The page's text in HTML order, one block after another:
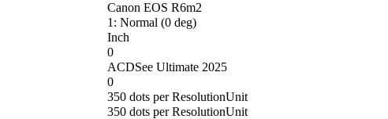
Canon EOS R6m2
1: Normal (0 deg)
Inch
0
ACDSee Ultimate 2025
0
350 dots per ResolutionUnit
350 dots per ResolutionUnit